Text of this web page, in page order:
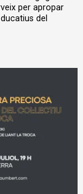
per apropar
del